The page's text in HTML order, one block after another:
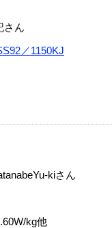
さん
／1150KJ
kiさん
kg他